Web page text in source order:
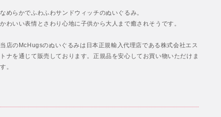
なめらかでふわふわサンドウィッチのぬいぐるみ。
かわいい表情とさわり心地に子供から大人まで癒されそうです。
当店のMcHugsのぬいぐるみは日本正規輸入代理店である株式会社エス
トナを通じて販売しております。正規品を安心してお買い物いただけま
す。